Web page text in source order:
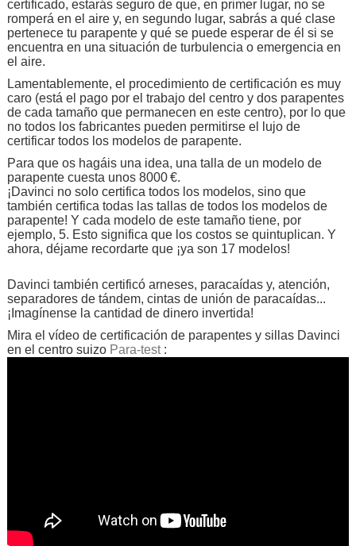
certificado, estarás seguro de que, en primer lugar, no se
romperá en el aire y, en segundo lugar, sabrás a qué clase
pertenece tu parapente y qué se puede esperar de él si se
encuentra en una situación de turbulencia o emergencia en
el aire.
Lamentablemente, el procedimiento de certificación es muy
caro (está el pago por el trabajo del centro y dos parapentes
de cada tamaño que permanecen en este centro), por lo que
no todos los fabricantes pueden permitirse el lujo de
certificar todos los modelos de parapente.
Para que os hagáis una idea, una talla de un modelo de
parapente cuesta unos 8000 €.
¡Davinci no solo certifica todos los modelos, sino que
también certifica todas las tallas de todos los modelos de
parapente! Y cada modelo de este tamaño tiene, por
ejemplo, 5. Esto significa que los costos se quintuplican. Y
ahora, déjame recordarte que ¡ya son 17 modelos!
Davinci también certificó arneses, paracaídas y, atención,
separadores de tándem, cintas de unión de paracaídas...
¡Imagínense la cantidad de dinero invertida!
Mira el vídeo de certificación de parapentes y sillas Davinci
en el centro suizo Para-test: